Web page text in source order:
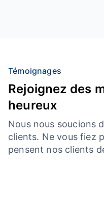
Témoignages
Rejoignez des
heureux
Nous nous soucions
clients. Ne vous fiez
pensent nos clients